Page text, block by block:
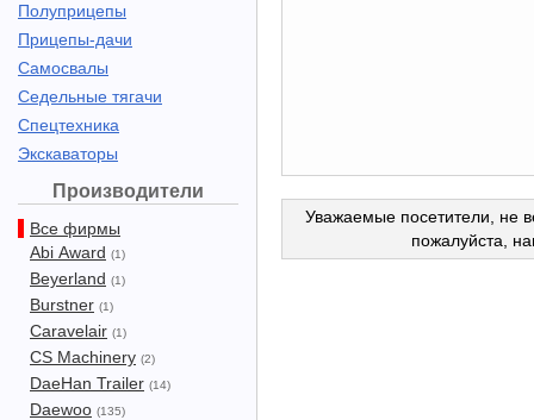
Полуприцепы
Прицепы-дачи
Самосвалы
Седельные тягачи
Спецтехника
Экскаваторы
Производители
Все фирмы
Abi Award (1)
Beyerland (1)
Burstner (1)
Caravelair (1)
CS Machinery (2)
DaeHan Trailer (14)
Daewoo (135)
Уважаемые посетители, не
пожалуйста,